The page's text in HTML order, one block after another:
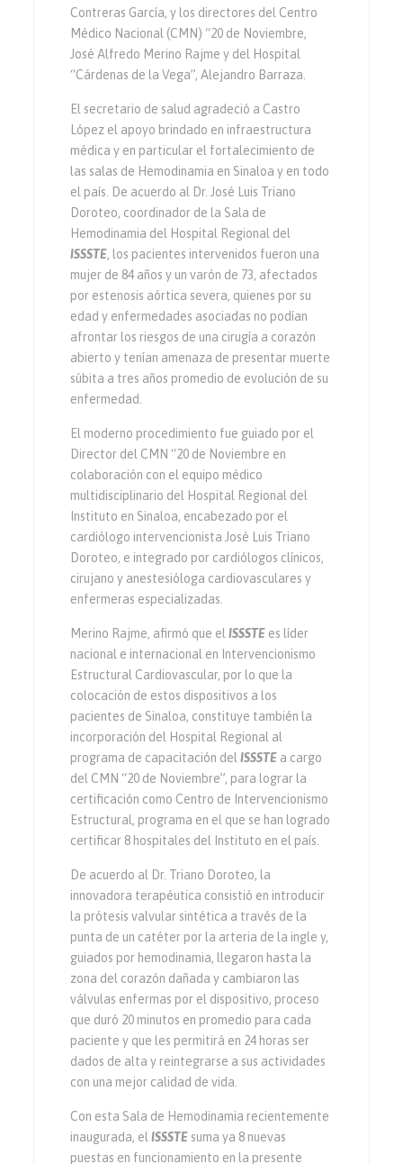
Contreras García, y los directores del Centro
Médico Nacional (CMN) “20 de Noviembre,
José Alfredo Merino Rajme y del Hospital
“Cárdenas de la Vega”, Alejandro Barraza.
El secretario de salud agradeció a Castro
López el apoyo brindado en infraestructura
médica y en particular el fortalecimiento de
las salas de Hemodinamia en Sinaloa y en todo
el país. De acuerdo al Dr. José Luis Triano
Doroteo, coordinador de la Sala de
Hemodinamia del Hospital Regional del
ISSSTE, los pacientes intervenidos fueron una
mujer de 84 años y un varón de 73, afectados
por estenosis aórtica severa, quienes por su
edad y enfermedades asociadas no podían
afrontar los riesgos de una cirugía a corazón
abierto y tenían amenaza de presentar muerte
súbita a tres años promedio de evolución de su
enfermedad.
El moderno procedimiento fue guiado por el
Director del CMN “20 de Noviembre en
colaboración con el equipo médico
multidisciplinario del Hospital Regional del
Instituto en Sinaloa, encabezado por el
cardiólogo intervencionista José Luis Triano
Doroteo, e integrado por cardiólogos clínicos,
cirujano y anestesióloga cardiovasculares y
enfermeras especializadas.
Merino Rajme, afirmó que elISSSTE es líder
nacional e internacional en Intervencionismo
Estructural Cardiovascular, por lo que la
colocación de estos dispositivos a los
pacientes de Sinaloa, constituye también la
incorporación del Hospital Regional al
programa de capacitación delISSSTE a cargo
del CMN “20 de Noviembre”, para lograr la
certificación como Centro de Intervencionismo
Estructural, programa en el que se han logrado
certificar 8 hospitales del Instituto en el país.
De acuerdo al Dr. Triano Doroteo, la
innovadora terapéutica consistió en introducir
la prótesis valvular sintética a través de la
punta de un catéter por la arteria de la ingle y,
guiados por hemodinamia, llegaron hasta la
zona del corazón dañada y cambiaron las
válvulas enfermas por el dispositivo, proceso
que duró 20 minutos en promedio para cada
paciente y que les permitirá en 24 horas ser
dados de alta y reintegrarse a sus actividades
con una mejor calidad de vida.
Con esta Sala de Hemodinamia recientemente
inaugurada, elISSSTE suma ya 8 nuevas
puestas en funcionamiento en la presente